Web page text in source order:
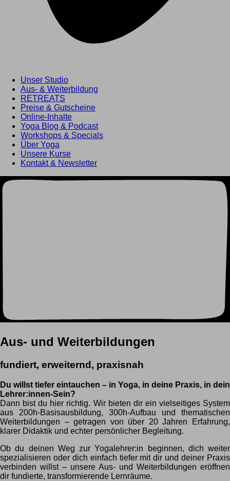
Unser Studio
Aus- & Weiterbildung
RETREATS
Preise & Gutscheine
Online-Inhalte
Yoga Blog & Podcast
Workshops & Specials
Über Yoga
Unsere Kurse
Kontakt & Newsletter
Hier
findest Du
alle Kompetenzen
Aus- und Weiterbildungen
fundiert, erweiternd, praxisnah
Du willst tiefer eintauchen – in Yoga, in deine Praxis, in dein
Lehrer:innen-Sein?
Dann bist du hier richtig. Wir bieten dir ein vielseitiges System
aus 200h-Basisausbildung, 300h-Aufbau und thematischen
Weiterbildungen – getragen von über 20 Jahren Erfahrung,
klarer Didaktik und echter persönlicher Begleitung.
Ob du deinen Weg zur Yogalehrer:in beginnen, dich weiter
spezialisieren oder dich einfach tiefer mit dir und deiner Praxis
verbinden willst – unsere Aus- und Weiterbildungen eröffnen
dir fundierte, transformierende Lernräume.